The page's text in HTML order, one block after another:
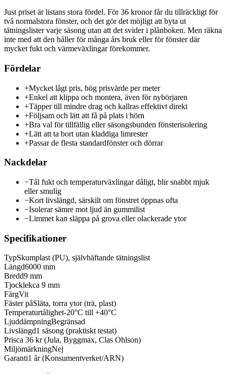
Just priset är listans stora fördel. För 36 kronor får du tillräckligt för
två normalstora fönster, och det gör det möjligt att byta ut
tätningslister varje säsong utan att det svider i plånboken. Men räkna
inte med att den håller för många års bruk eller för fönster där
mycket fukt och värmeväxlingar förekommer.
Fördelar
+Mycket lågt pris, hög prisvärde per meter
+Enkel att klippa och montera, även för nybörjaren
+Täpper till mindre drag och kallras effektivt direkt
+Följsam och lätt att få på plats i hörn
+Bra val för tillfällig eller säsongsbunden fönsterisolering
+Lätt att ta bort utan kladdiga limrester
+Passar de flesta standardfönster och dörrar
Nackdelar
−Tål fukt och temperaturväxlingar dåligt, blir snabbt mjuk
eller smulig
−Kort livslängd, särskilt om fönstret öppnas ofta
−Isolerar sämre mot ljud än gummilist
−Limmet kan släppa på grova eller olackerade ytor
Specifikationer
TypSkumplast (PU), självhäftande tätningslist
Längd6000 mm
Bredd9 mm
Tjocklekca 9 mm
FärgVit
Fäster påSläta, torra ytor (trä, plast)
Temperaturtålighet-20°C till +40°C
LjuddämpningBegränsad
Livslängd1 säsong (praktiskt testat)
Prisca 36 kr (Jula, Byggmax, Clas Ohlson)
MiljömärkningNej
Garanti1 år (Konsumentverket/ARN)